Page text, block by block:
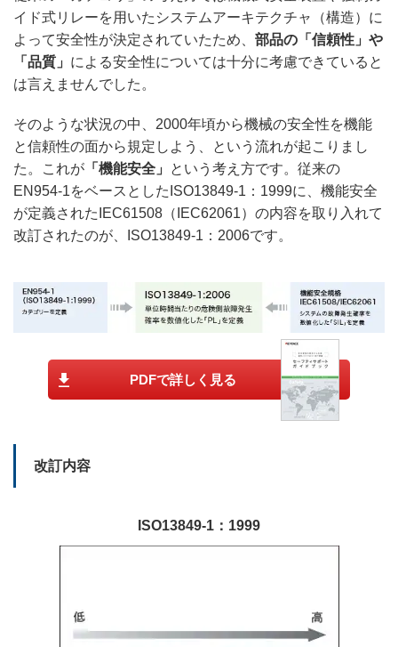
イド式リレーを用いたシステムアーキテクチャ（構造）に
よって安全性が決定されていたため、 部品の「信頼性」や
「品質」 による安全性については十分に考慮できていると
は言えませんでした。
そのような状況の中、2000年頃から機械の安全性を機能
と信頼性の面から規定しよう、という流れが起こりまし
た。これが 「機能安全」
という考え方です。従来の
EN954-1をベースとしたISO13849-1：1999に、機能安全
が定義されたIEC61508（IEC62061）の内容を取り入れて
改訂されたのが、ISO13849-1：2006です。
PDFで詳しく見る
改訂内容
ISO13849-1：1999